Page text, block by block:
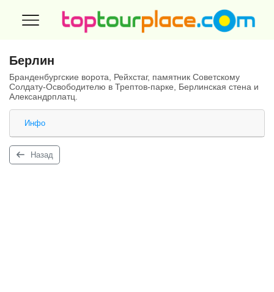
Берлин
Бранденбургские ворота, Рейхстаг, памятник Советскому
Солдату-Освободителю в Трептов-парке, Берлинская стена и
Александрплатц.
Инфо
Назад